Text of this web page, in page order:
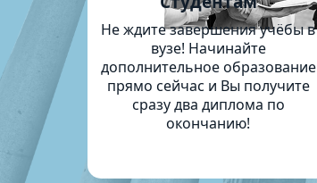
Не ждите завершения учёбы в
вузе! Начинайте
дополнительное образование
прямо сейчас и Вы получите
сразу два диплома по
окончанию!